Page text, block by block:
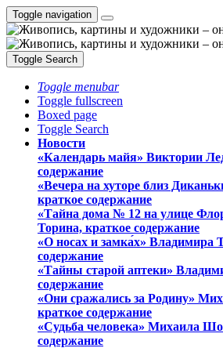
Toggle navigation
Toggle Search
Toggle menubar
Toggle fullscreen
Boxed page
Toggle Search
Новости
«Календарь майя» Виктории
содержание
«Вечера на хуторе близ
краткое содержание
«Тайна дома № 12 на улице
Торина, краткое содержание
«О носах и замка́х» Владимира
содержание
«Тайны старой аптеки»
содержание
«Они сражались за Родину»
краткое содержание
«Судьба человека» Михаила
содержание